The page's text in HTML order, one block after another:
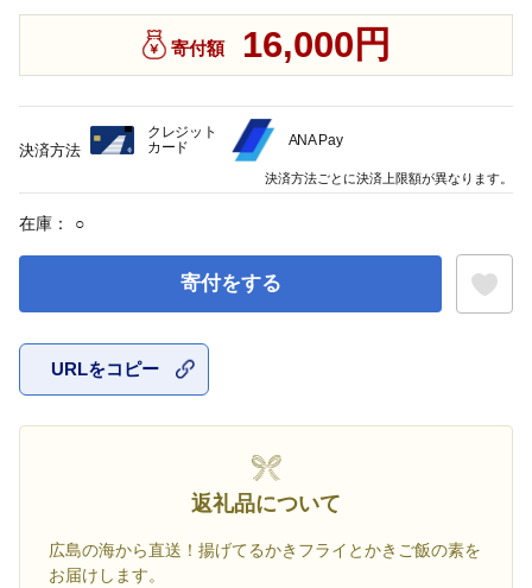
寄付額 16,000円
在庫： ○
寄付をする
URLをコピー
返礼品について
広島の海から直送！揚げてるかきフライとかきご飯の素を
お届けします。
決済方法
クレジット
カード
ANA Pay
決済方法ごとに決済上限額が異なります。